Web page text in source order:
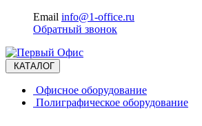
Email info@1-office.ru
Обратный звонок
КАТАЛОГ
Офисное оборудование
Полиграфическое оборудование